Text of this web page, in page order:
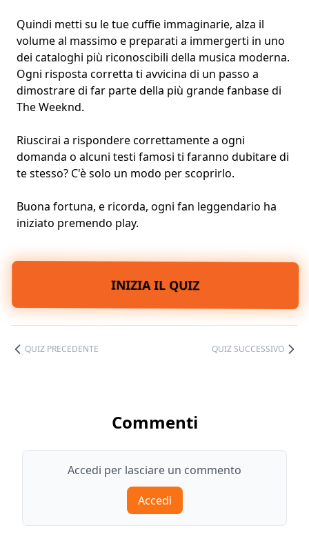
Quindi metti su le tue cuffie immaginarie, alza il
volume al massimo e preparati a immergerti in uno
dei cataloghi più riconoscibili della musica moderna.
Ogni risposta corretta ti avvicina di un passo a
dimostrare di far parte della più grande fanbase di
The Weeknd.
Riuscirai a rispondere correttamente a ogni
domanda o alcuni testi famosi ti faranno dubitare di
te stesso? C'è solo un modo per scoprirlo.
Buona fortuna, e ricorda, ogni fan leggendario ha
iniziato premendo play.
INIZIA IL QUIZ
QUIZ PRECEDENTE QUIZ SUCCESSIVO
Commenti
Accedi per lasciare un commento
Accedi